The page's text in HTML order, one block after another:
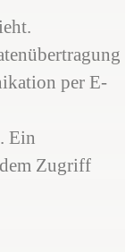
per E-
Ein
Zugriff